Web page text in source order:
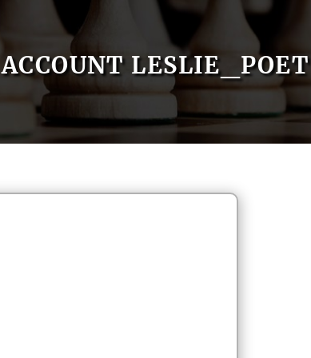
ACCOUNT LESLIE_POET